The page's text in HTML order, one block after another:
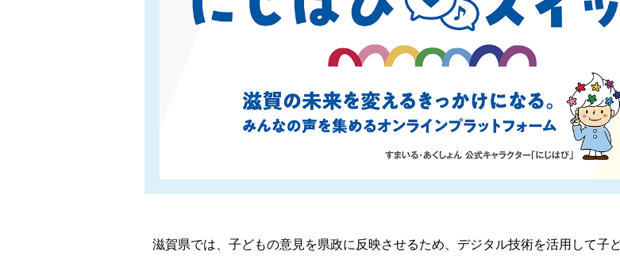
滋賀県では、子どもの意見を県政に反映させるため、デジタル技術を活用して子